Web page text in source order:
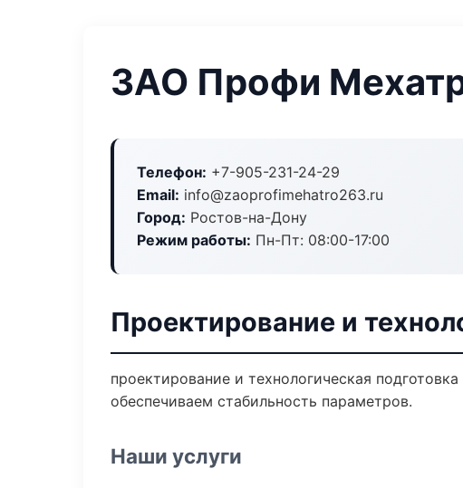
ЗАО Профи
Телефон: +7-905-231-24-29
Email: info@zaoprofimehatro263.ru
Город: Ростов-на-Дону
Режим работы: Пн-Пт: 08:00-17:00
Проектирование и
проектирование и технологическая
обеспечиваем стабильность параметров.
Наши услуги